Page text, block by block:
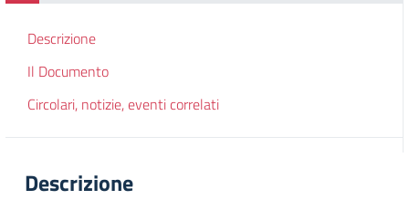
Descrizione
Il Documento
Circolari, notizie, eventi correlati
Descrizione